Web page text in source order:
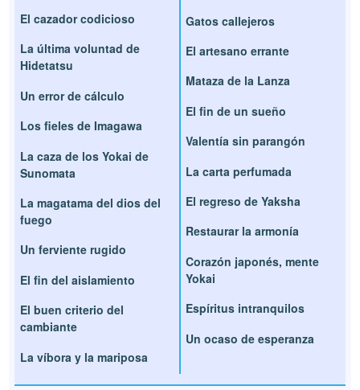
El cazador codicioso
La última voluntad de
Hidetatsu
Un error de cálculo
Los fieles de Imagawa
La caza de los Yokai de
Sunomata
La magatama del dios del
fuego
Un ferviente rugido
El fin del aislamiento
El buen criterio del
cambiante
La víbora y la mariposa
Gatos callejeros
El artesano errante
Mataza de la Lanza
El fin de un sueño
Valentía sin parangón
La carta perfumada
El regreso de Yaksha
Restaurar la armonía
Corazón japonés, mente
Yokai
Espíritus intranquilos
Un ocaso de esperanza